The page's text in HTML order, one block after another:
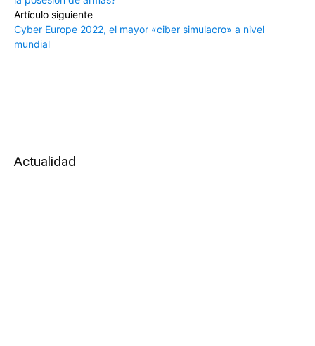
Artículo siguiente
Cyber Europe 2022, el mayor «ciber simulacro» a nivel
mundial
Actualidad